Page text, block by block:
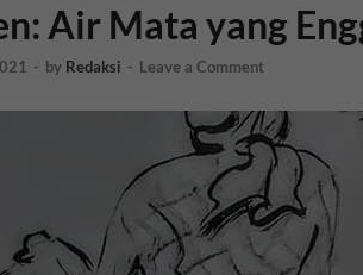
Air Mata yang
- by Redaksi - Leave a Comment